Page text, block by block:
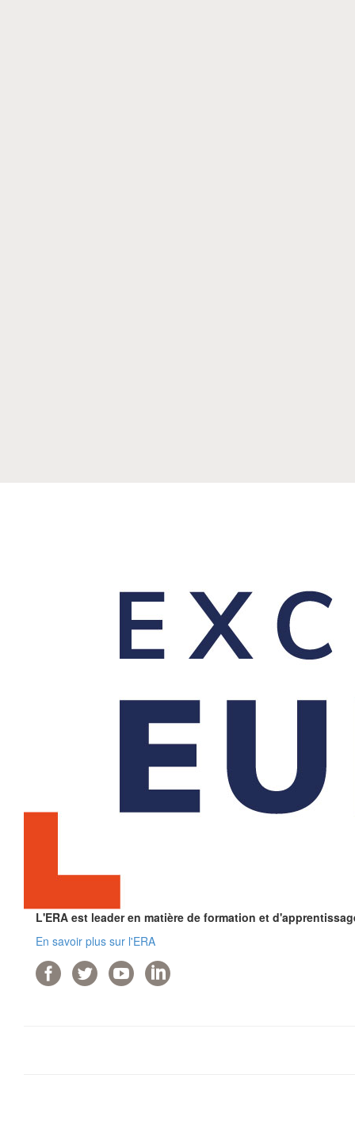
L'ERA est leader en matière de formation et
En savoir plus sur l'ERA